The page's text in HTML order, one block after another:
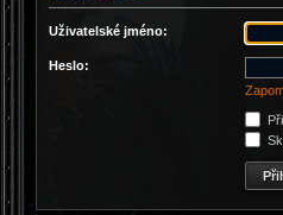
Uživatelské jméno:
Heslo: